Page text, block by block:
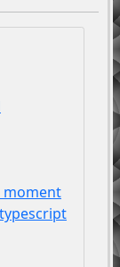
moment